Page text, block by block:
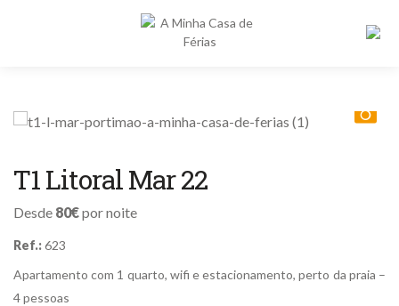
Alojamentos
Proprietários
T1 Litoral Mar 22
Desde 80€por noite
Ref.:623
Apartamento com 1 quarto, wifi e estacionamento, perto da praia –
4 pessoas